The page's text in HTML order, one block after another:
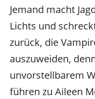
Jemand macht
Lichts und
zurück, die
auszuweiden,
unvorstellbarem
führen zu Aileen